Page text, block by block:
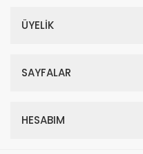
ÜYELİK
SAYFALAR
HESABIM